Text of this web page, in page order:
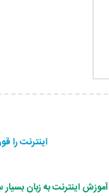
اینترنت را
آموزش اینترنت به زبان